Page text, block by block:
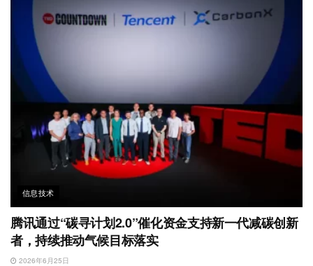
信息技术
腾讯通过“碳寻计划2.0”催化资金支持新一代减碳创新
者，持续推动气候目标落实
2026年6月25日